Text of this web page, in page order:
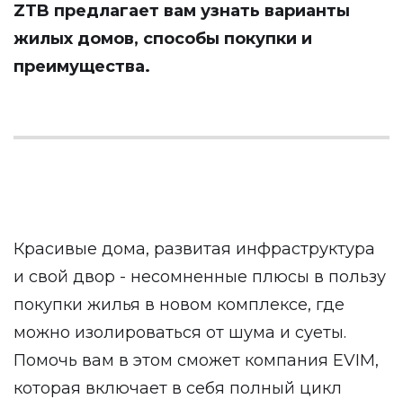
ZTB предлагает вам узнать варианты
жилых домов, способы покупки и
преимущества.
Красивые дома, развитая инфраструктура
и свой двор - несомненные плюсы в пользу
покупки жилья в новом комплексе, где
можно изолироваться от шума и суеты.
Помочь вам в этом сможет компания EVIM,
которая включает в себя полный цикл